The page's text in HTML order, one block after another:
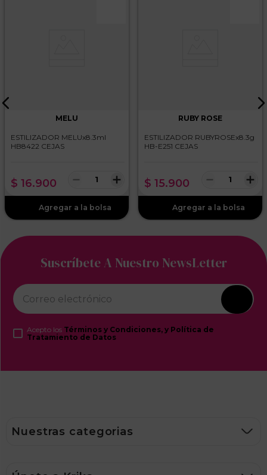
MELU
ESTILIZADOR MELUx8.3ml
HB8422 CEJAS
$ 16.900 ＋
－
RUBY ROSE
ESTILIZADOR RUBYROSEx8.3g
HB-E251 CEJAS
$ 15.900 ＋
－
Suscríbete A Nuestro NewsLetter
Acepto los Términos y Condiciones, y Política de
Tratamiento de Datos
Nuestras categorias